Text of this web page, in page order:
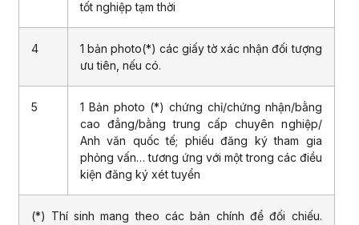
tốt nghiệp tạm thời
4
1 bản photo(*) các giấy tờ xác nhận đối tượng
ưu tiên, nếu có.
5
1 Bản photo (*) chứng chỉ/chứng nhận/bằng
cao đẳng/bằng trung cấp chuyên nghiệp/
Anh văn quốc tế; phiếu đăng ký tham gia
phỏng vấn… tương ứng với một trong các điều
kiện đăng ký xét tuyển
(*) Thí sinh mang theo các bản chính để đối chiếu.